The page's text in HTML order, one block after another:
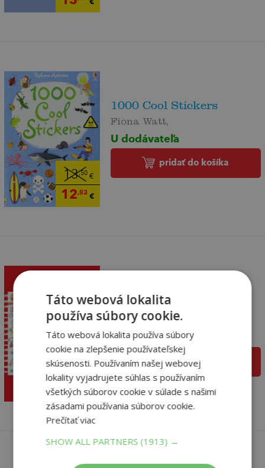
13,50€
12,83€
1000 Cool Stickers
Fiona Watt,
U dodávateľa
pridať do košíka
13,50
12,83 €
Fingerprint Activities
Christmas
Fiona Watt,
U dodávateľa
pridať do košíka
Táto webová lokalita
používa súbory cookie.
Táto webová lokalita používa súbory
cookie na zlepšenie používateľskej
skúsenosti. Používaním našej webovej
lokality vyjadrujete súhlas s používaním
všetkých súborov cookie v súlade s našimi
zásadami používania súborov cookie.
Prečítať viac
SHOW ALL PARTNERS (1913) →